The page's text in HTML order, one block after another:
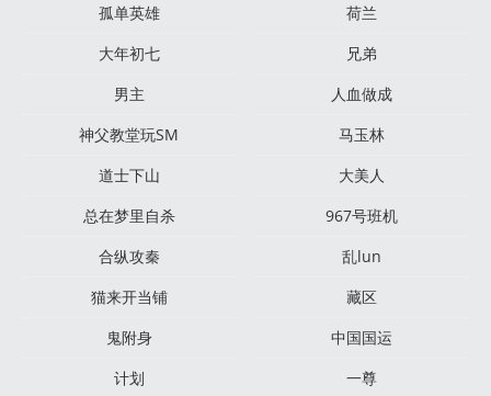
孤单英雄
荷兰
大年初七
兄弟
男主
人血做成
神父教堂玩SM
马玉林
道士下山
大美人
总在梦里自杀
967号班机
合纵攻秦
乱lun
猫来开当铺
藏区
鬼附身
中国国运
计划
一尊